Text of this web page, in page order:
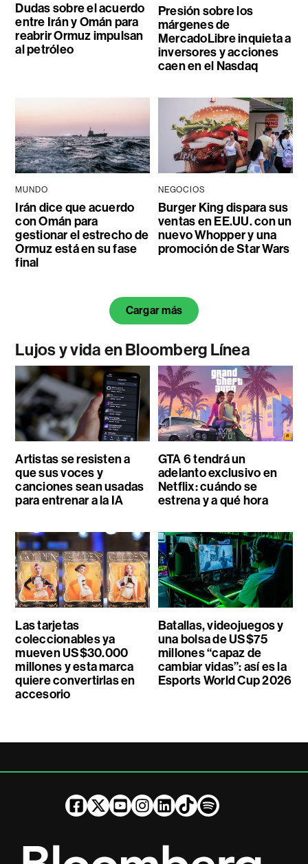
Dudas sobre el acuerdo
entre Irán y Omán para
reabrir Ormuz impulsan
al petróleo
Presión sobre los
márgenes de
MercadoLibre inquieta a
inversores y acciones
caen en el Nasdaq
MUNDO
Irán dice que acuerdo
con Omán para
gestionar el estrecho de
Ormuz está en su fase
final
NEGOCIOS
Burger King dispara sus
ventas en EE.UU. con un
nuevo Whopper y una
promoción de Star Wars
Cargar más
Lujos y vida en Bloomberg Línea
Artistas se resisten a
que sus voces y
canciones sean usadas
para entrenar a la IA
GTA 6 tendrá un
adelanto exclusivo en
Netflix: cuándo se
estrena y a qué hora
Las tarjetas
coleccionables ya
mueven US$30.000
millones y esta marca
quiere convertirlas en
accesorio
Batallas, videojuegos y
una bolsa de US$75
millones “capaz de
cambiar vidas”: así es la
Esports World Cup 2026